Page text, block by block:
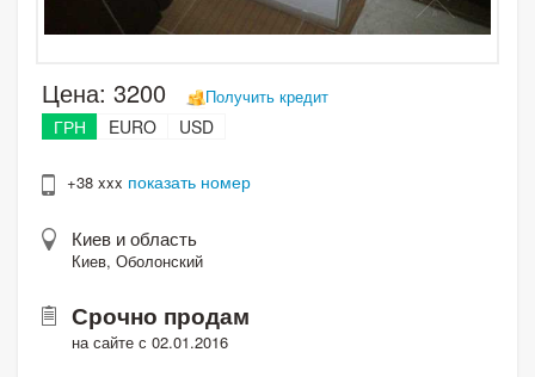
Цена: 3200 Получить кредит
ГРН EURO USD
+38 xxx показать номер
Киев и область
Киев, Оболонский
Срочно продам
на сайте с 02.01.2016